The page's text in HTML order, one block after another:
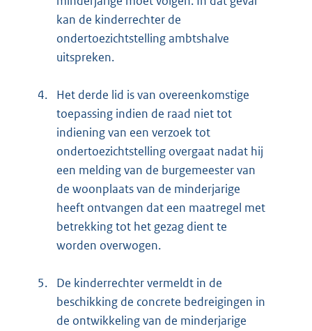
kan de kinderrechter de
ondertoezichtstelling ambtshalve
uitspreken.
4.
Het derde lid is van overeenkomstige
toepassing indien de raad niet tot
indiening van een verzoek tot
ondertoezichtstelling overgaat nadat hij
een melding van de burgemeester van
de woonplaats van de minderjarige
heeft ontvangen dat een maatregel met
betrekking tot het gezag dient te
worden overwogen.
5.
De kinderrechter vermeldt in de
beschikking de concrete bedreigingen in
de ontwikkeling van de minderjarige